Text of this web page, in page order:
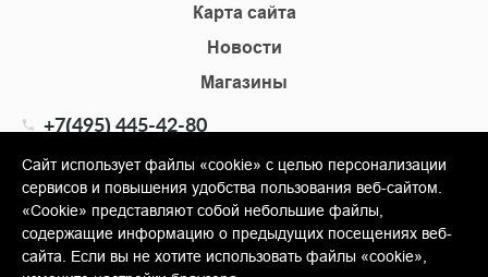
Карта сайта
Новости
Магазины
+7(495) 445-42-80
info@shopkm.ru
© Copyright 2013-2026 KERAMA MARAZZI, ООО «Гамма
Керамика»
Сайт использует файлы «cookie» с целью персонализации
сервисов и повышения удобства пользования веб-сайтом.
«Cookie» представляют собой небольшие файлы,
содержащие информацию о предыдущих посещениях веб-
сайта. Если вы не хотите использовать файлы «cookie»,